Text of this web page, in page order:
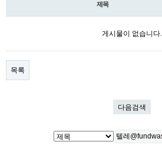
제목
게시물이 없습니다.
목록
다음검색